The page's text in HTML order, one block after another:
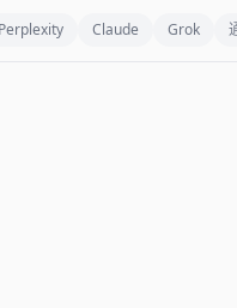
Perplexity Claude Grok